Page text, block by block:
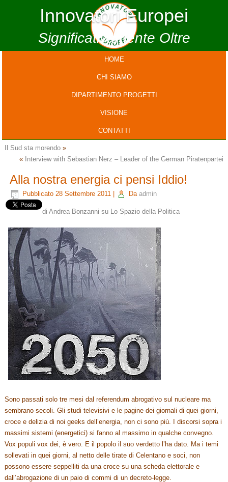
Innovatori Europei
Significativamente Oltre
HOME
CHI SIAMO
DIPARTIMENTO PROGETTI
VISIONE
CONTATTI
Il Sud sta morendo »
« Interview with Sebastian Nerz – Leader of the German Piratenpartei
Alla nostra energia ci pensi Iddio!
Pubblicato 28 Settembre 2011 Da admin
di Andrea Bonzanni su Lo Spazio della Politica
Sono passati solo tre mesi dal referendum abrogativo sul nucleare ma
sembrano secoli. Gli studi televisivi e le pagine dei giornali di quei giorni,
croce e delizia di noi geeks dell’energia, non ci sono più. I discorsi sopra i
massimi sistemi (energetici) si fanno al massimo in qualche convegno.
Vox populi vox dei, è vero. E il popolo il suo verdetto l’ha dato. Ma i temi
sollevati in quei giorni, al netto delle tirate di Celentano e soci, non
possono essere seppelliti da una croce su una scheda elettorale e
dall’abrogazione di un paio di commi di un decreto-legge.